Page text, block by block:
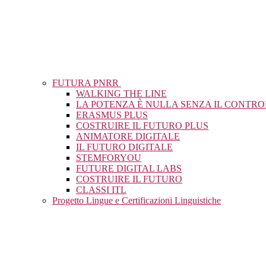
FUTURA PNRR
WALKING THE LINE
LA POTENZA È NULLA SENZA IL
ERASMUS PLUS
COSTRUIRE IL FUTURO PLUS
ANIMATORE DIGITALE
IL FUTURO DIGITALE
STEMFORYOU
FUTURE DIGITAL LABS
COSTRUIRE IL FUTURO
CLASSI ITL
Progetto Lingue e Certificazioni Linguistiche